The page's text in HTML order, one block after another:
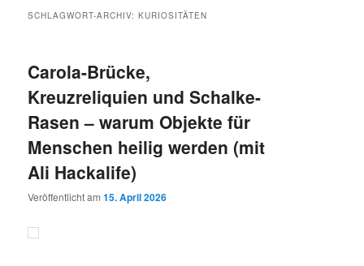
SCHLAGWORT-ARCHIV:KURIOSITÄTEN
Carola-Brücke,
Kreuzreliquien und Schalke-
Rasen – warum Objekte für
Menschen heilig werden (mit
Ali Hackalife)
Veröffentlicht am15. April 2026